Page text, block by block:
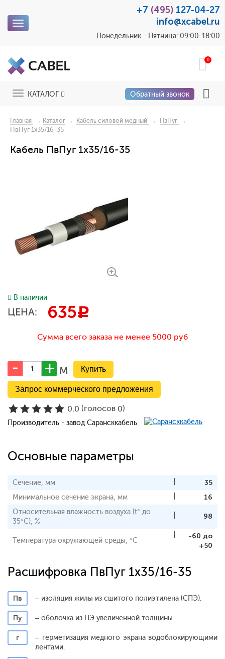
Toggle
+7 (495) 127-04-27
info@xcabel.ru
Понедельник - Пятница: 09:00-18:00
0
ToggleКАТАЛОГ Обратный звонок
Главная → Каталог → Кабель силовой медный → ПвПуг →
ПвПуг 1x35/16-35
Кабель ПвПуг 1x35/16-35
В наличии
ЦЕНА: 635c
Сумма всего заказа не менее 5000 руб
м
Запрос коммерческого предложения
0.0 (голосов 0)
Производитель - завод Сарансккабель
Основные параметры
Сечение, мм
35
Минимальное сечение экрана, мм
16
Относительная влажность воздуха (t° до
35°С), %
98
Температура окружающей среды, °С
-60 до
+50
Расшифровка ПвПуг 1x35/16-35
Пв – изоляция жилы из сшитого полиэтилена (СПЭ).
Пу – оболочка из ПЭ увеличенной толщины.
г
– герметизация медного экрана водоблокирующими
лентами.